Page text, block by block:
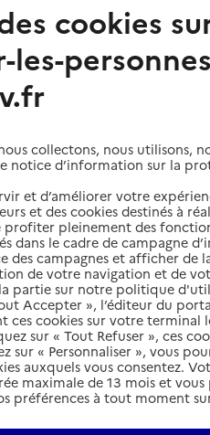
Strasbourg
autour de Strasbourg
cookies
les-
collectons, nous utilisons,
notice d’information sur la
et d’améliorer votre
et des cookies destinés à
profiter pleinement des
dans le cadre de campagne
des campagnes et afficher de
de votre navigation et de
partie sur notre politique
Accepter », l’éditeur du
ces cookies sur votre terminal
sur « Tout Refuser », ces
sur « Personnaliser », vous
auxquels vous consentez.
maximale de 13 mois et
préférences à tout moment